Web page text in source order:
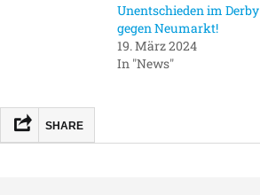
Unentschieden im Derby
gegen Neumarkt!
19. März 2024
In "News"
SHARE